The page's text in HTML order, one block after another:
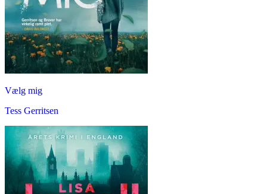
Vælg mig
Tess Gerritsen